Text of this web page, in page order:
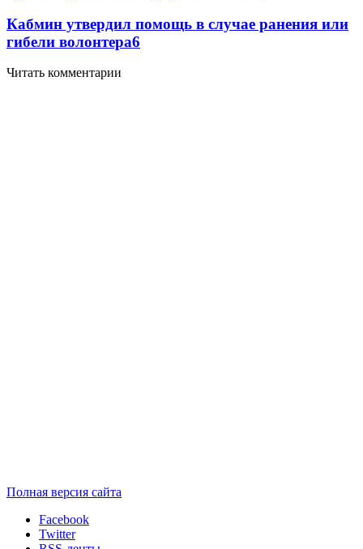
Кабмин утвердил помощь в случае ранения или
гибели волонтера6
Читать комментарии
Полная версия сайта
Facebook
Twitter